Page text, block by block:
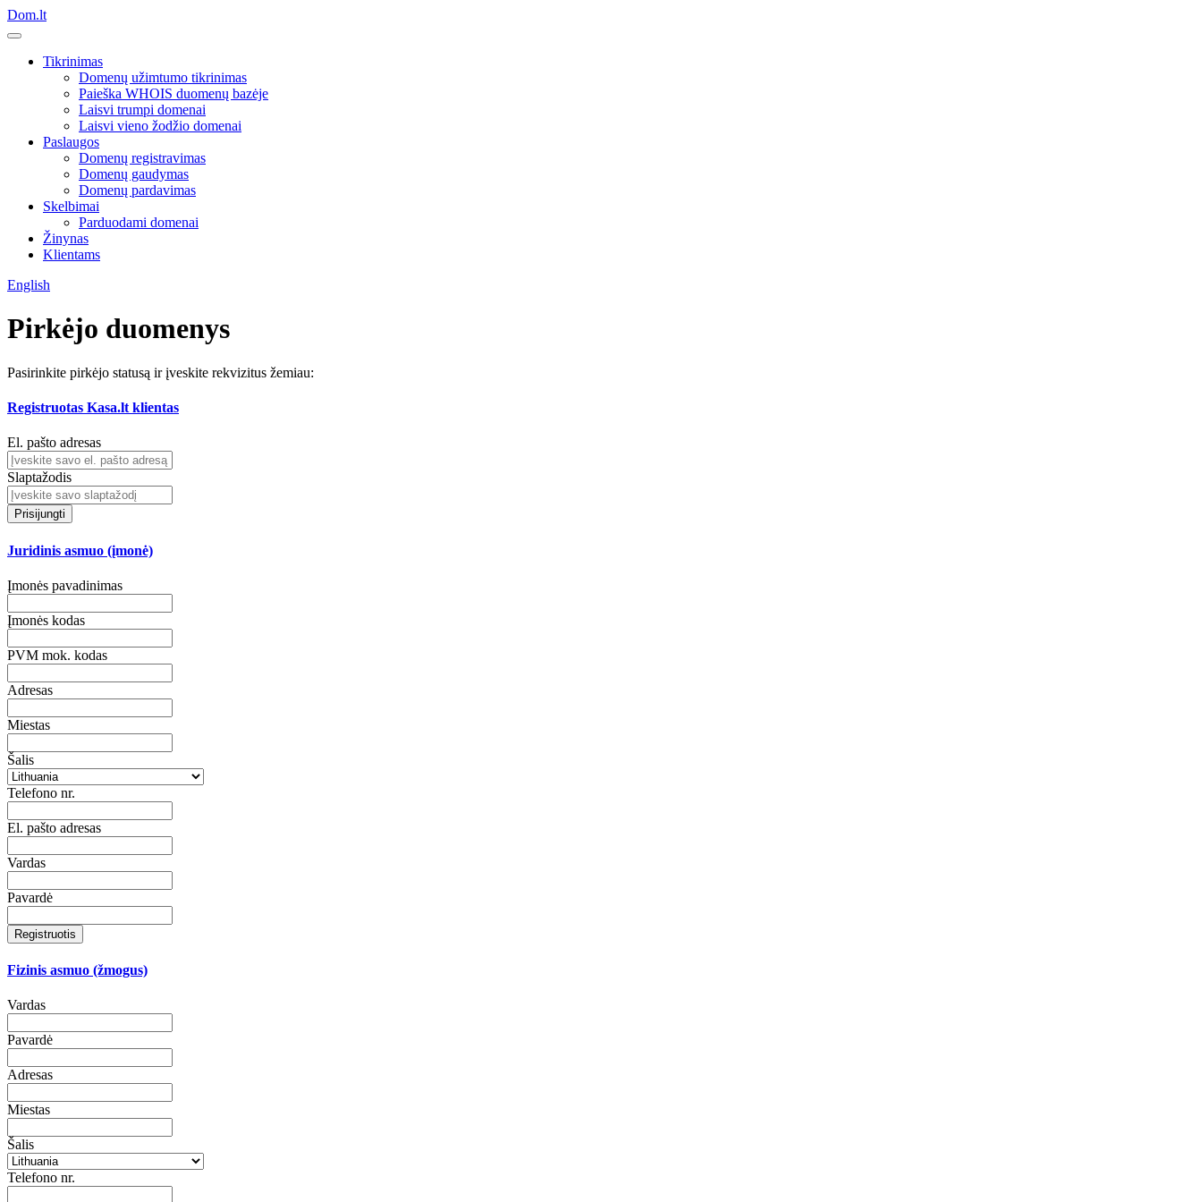
Dom.lt
Tikrinimas
Domenų užimtumo tikrinimas
Paieška WHOIS duomenų bazėje
Laisvi trumpi domenai
Laisvi vieno žodžio domenai
Paslaugos
Domenų registravimas
Domenų gaudymas
Domenų pardavimas
Skelbimai
Parduodami domenai
Žinynas
Klientams
English
Pirkėjo duomenys
Pasirinkite pirkėjo statusą ir įveskite rekvizitus žemiau:
Registruotas Kasa.lt klientas
El. pašto adresas
Slaptažodis
Prisijungti
Juridinis asmuo (įmonė)
Įmonės pavadinimas
Įmonės kodas
PVM mok. kodas
Adresas
Miestas
Šalis
Telefono nr.
El. pašto adresas
Vardas
Pavardė
Registruotis
Fizinis asmuo (žmogus)
Vardas
Pavardė
Adresas
Miestas
Šalis
Telefono nr.